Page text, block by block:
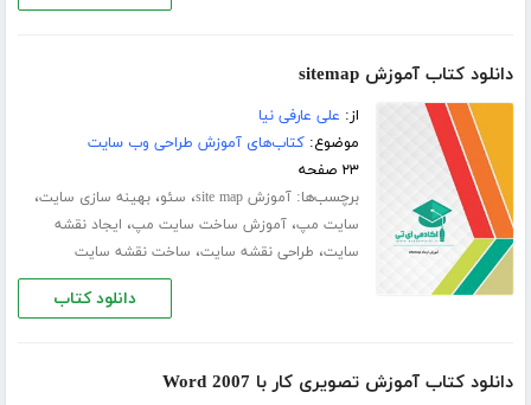
دانلود کتاب آموزش sitemap
از: علی عارفی نیا
موضوع:کتاب‌های آموزش طراحی وب سایت
۲۳ صفحه
برچسب‌ها:آموزش site map ، سئو،بهینه سازی سایت،
سایت مپ،آموزش ساخت سایت مپ، ایجاد نقشه
سایت، طراحی نقشه سایت، ساخت نقشه سایت
دانلود کتاب
دانلود کتاب آموزش تصویری کار با Word 2007